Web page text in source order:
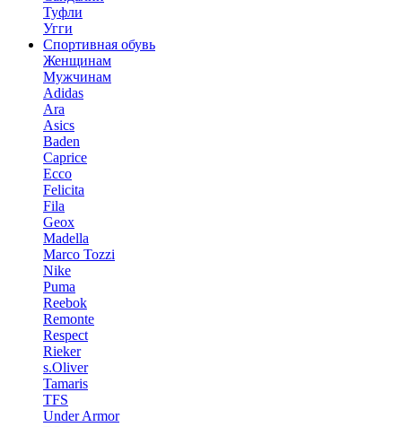
Туфли
Угги
Спортивная обувь
Женщинам
Мужчинам
Adidas
Ara
Asics
Baden
Caprice
Ecco
Felicita
Fila
Geox
Madella
Marco Tozzi
Nike
Puma
Reebok
Remonte
Respect
Rieker
s.Oliver
Tamaris
TFS
Under Armor